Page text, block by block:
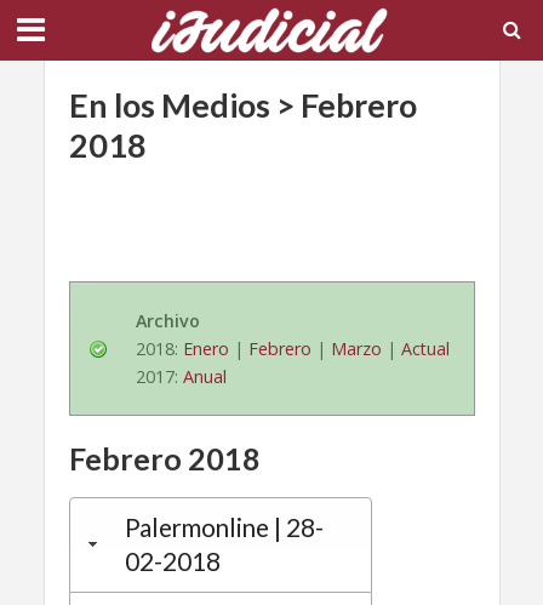
En los Medios > Febrero
2018
Archivo
2018: Enero | Febrero | Marzo | Actual
2017: Anual
Febrero 2018
Palermonline | 28-
02-2018